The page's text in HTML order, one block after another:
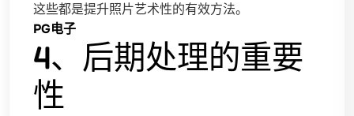
这些都是提升照片艺术性的有效方法。
PG电子
4、后期处理的重要
性